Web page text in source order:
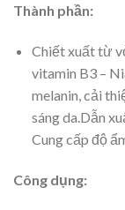
Thành phần:
Chiết xuất từ
vitamin B3 –
melanin, cải
sáng da.Dẫn
Cung cấp độ
Công dụng: